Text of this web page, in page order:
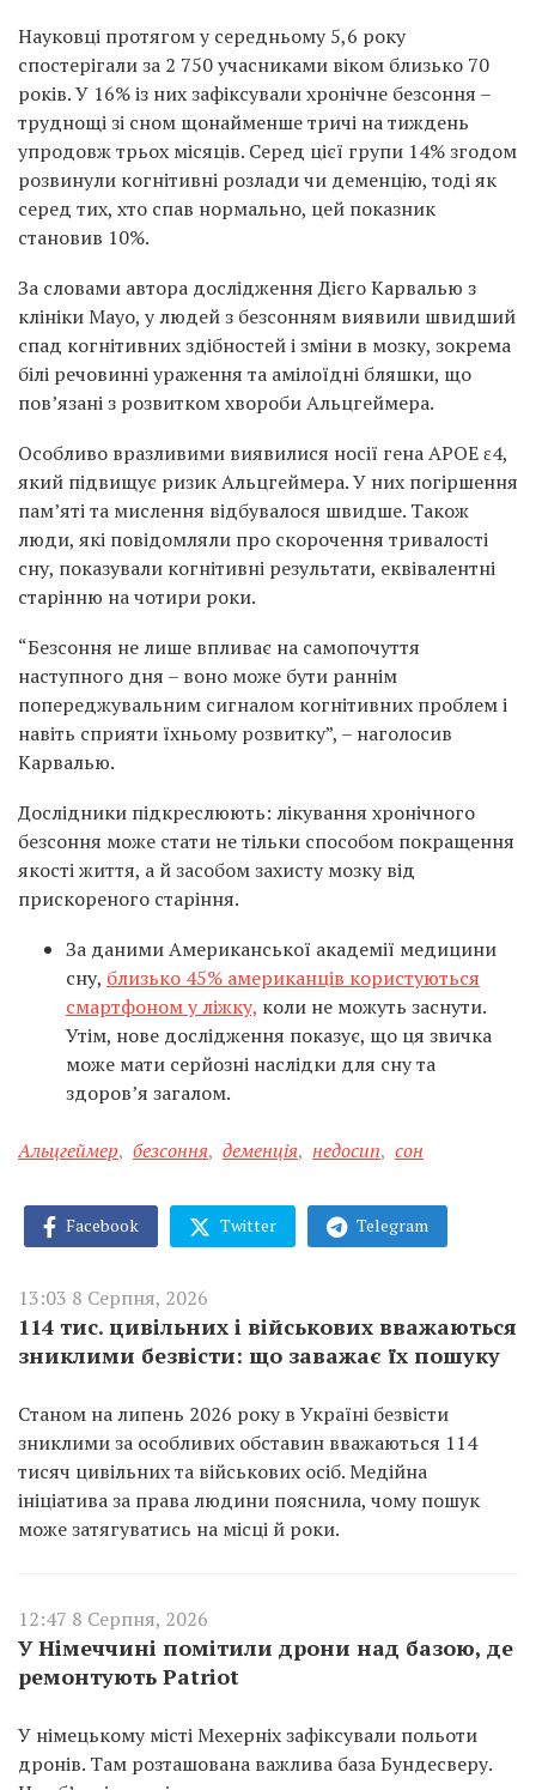
Науковці протягом у середньому 5,6 року
спостерігали за 2 750 учасниками віком близько 70
років. У 16% із них зафіксували хронічне безсоння –
труднощі зі сном щонайменше тричі на тиждень
упродовж трьох місяців. Серед цієї групи 14% згодом
розвинули когнітивні розлади чи деменцію, тоді як
серед тих, хто спав нормально, цей показник
становив 10%.
За словами автора дослідження Дієго Карвалью з
клініки Mayo, у людей з безсонням виявили швидший
спад когнітивних здібностей і зміни в мозку, зокрема
білі речовинні ураження та амілоїдні бляшки, що
пов’язані з розвитком хвороби Альцгеймера.
Особливо вразливими виявилися носії гена APOE ε4,
який підвищує ризик Альцгеймера. У них погіршення
пам’яті та мислення відбувалося швидше. Також
люди, які повідомляли про скорочення тривалості
сну, показували когнітивні результати, еквівалентні
старінню на чотири роки.
“Безсоння не лише впливає на самопочуття
наступного дня – воно може бути раннім
попереджувальним сигналом когнітивних проблем і
навіть сприяти їхньому розвитку”, – наголосив
Карвалью.
Дослідники підкреслюють: лікування хронічного
безсоння може стати не тільки способом покращення
якості життя, а й засобом захисту мозку від
прискореного старіння.
За даними Американської академії медицини
сну, близько 45% американців користуються
смартфоном у ліжку, коли не можуть заснути.
Утім, нове дослідження показує, що ця звичка
може мати серйозні наслідки для сну та
здоров’я загалом.
Альцгеймер, безсоння, деменція, недосип, сон
Facebook Twitter Telegram
13:03 8 Серпня, 2026
114 тис. цивільних і військових вважаються
зниклими безвісти: що заважає їх пошуку
Станом на липень 2026 року в Україні безвісти
зниклими за особливих обставин вважаються 114
тисяч цивільних та військових осіб. Медійна
ініціатива за права людини пояснила, чому пошук
може затягуватись на місці й роки.
12:47 8 Серпня, 2026
У Німеччині помітили дрони над базою, де
ремонтують Patriot
У німецькому місті Мехерніх зафіксували польоти
дронів. Там розташована важлива база Бундесверу.